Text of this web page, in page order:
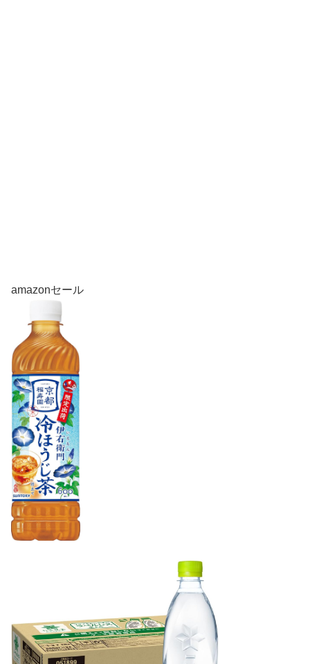
amazonセール